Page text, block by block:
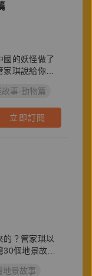
國的妖怪做了
家琪說給你
事-動物篇
立即訂閱
的？管家琪以
30個地景故
地景故事